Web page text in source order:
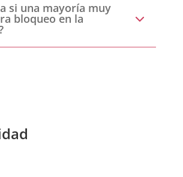
si una mayoría muy
bloqueo en la